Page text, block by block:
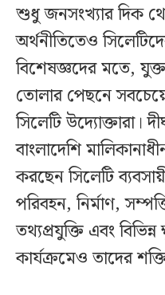
শুধু জনসংখ্যার দিক
অর্থনীতিতেও
বিশেষজ্ঞদের মতে,
তোলার পেছনে
সিলেটি উদ্যোক্তারা।
বাংলাদেশি
করছেন সিলেটি
পরিবহন, নির্মাণ,
তথ্যপ্রযুক্তি এবং
কার্যক্রমেও তাদের